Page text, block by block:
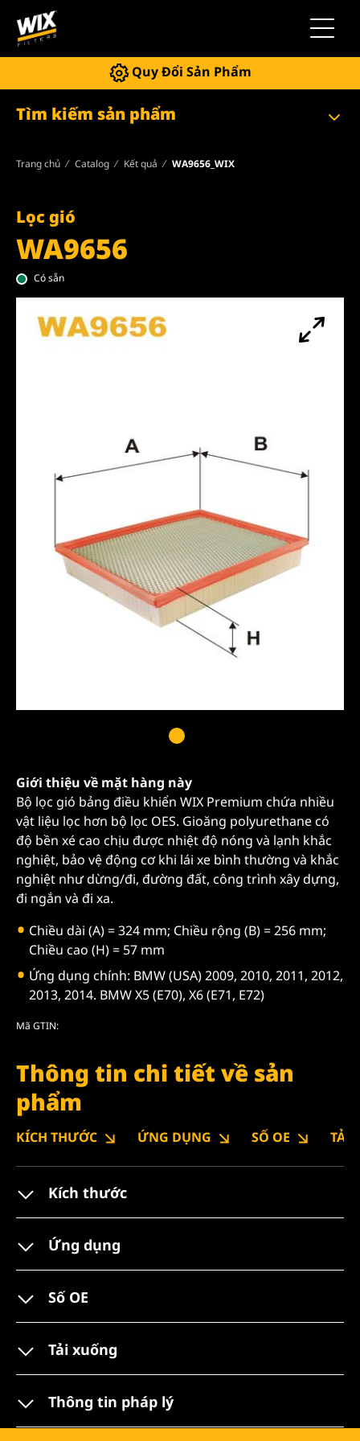
Quy Đổi Sản Phẩm
Tìm kiếm sản phẩm
Trang chủ Catalog Kết quả WA9656_WIX
Lọc gió
WA9656
Có sẵn
Giới thiệu về mặt hàng này
Bộ lọc gió bảng điều khiển WIX Premium chứa nhiều
vật liệu lọc hơn bộ lọc OES. Gioăng polyurethane có
độ bền xé cao chịu được nhiệt độ nóng và lạnh khắc
nghiệt, bảo vệ động cơ khi lái xe bình thường và khắc
nghiệt như dừng/đi, đường đất, công trình xây dựng,
đi ngắn và đi xa.
Chiều dài (A) = 324 mm; Chiều rộng (B) = 256 mm;
Chiều cao (H) = 57 mm
Ứng dụng chính: BMW (USA) 2009, 2010, 2011, 2012,
2013, 2014. BMW X5 (E70), X6 (E71, E72)
Mã GTIN:
Thông tin chi tiết về sản
phẩm
KÍCH THƯỚC ỨNG DỤNG SỐ OE TẢI
Kích thước
Ứng dụng
Số OE
Tải xuống
Thông tin pháp lý